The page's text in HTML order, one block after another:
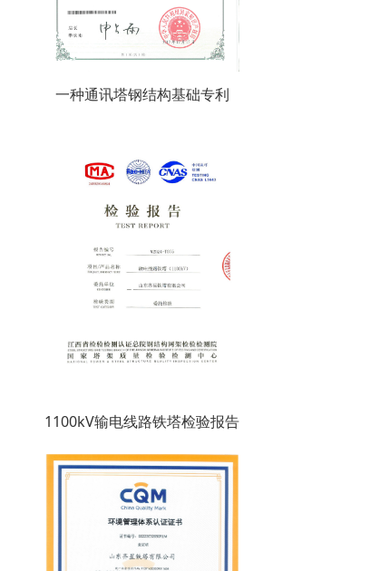
一种通讯塔钢结构基础专利
1100kV输电线路铁塔检验报告